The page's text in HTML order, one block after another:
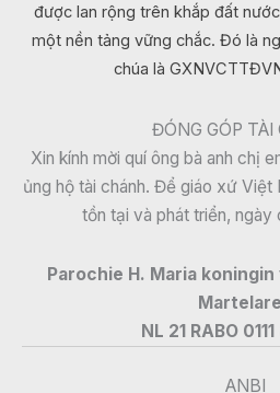
được lan rộng trên khắp đất
một nền tảng vững chắc. Đó là
chúa là
ĐÓNG GÓP TÀI
Xin kính mời quí ông bà anh chị
ủng hộ tài chánh. Để giáo xứ
tồn tại và phát triển, ngày
Parochie H. Maria
NL 21 RABO
ANBI